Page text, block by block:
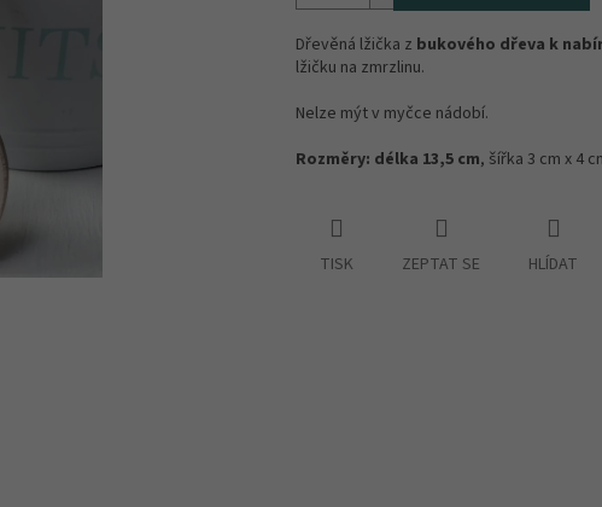
Dřevěná lžička z bukového dřeva k
lžičku na zmrzlinu.
Nelze mýt v myčce nádobí.
Rozměry: délka 13,5 cm, šířka 3 cm x 4
TISK ZEPTAT SE HLÍDAT